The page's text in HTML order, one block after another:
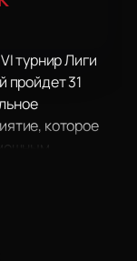
турнир Лиги
пройдет 31
которое
возрастной